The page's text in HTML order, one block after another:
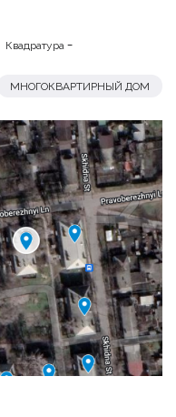
Квадратура -
МНОГОКВАРТИРНЫЙ ДОМ